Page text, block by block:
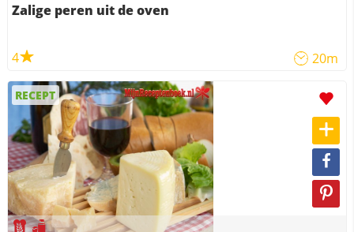
Zalige peren uit de oven
4 20m
RECEPT